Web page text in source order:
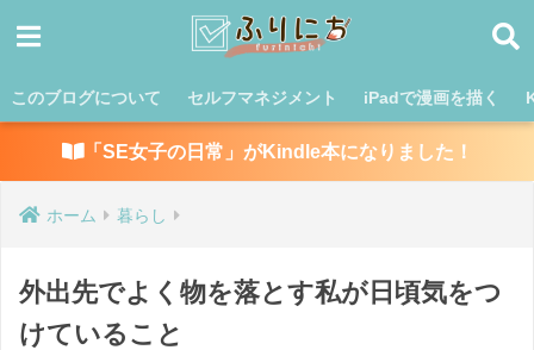
このブログについて セルフマネジメント iPadで漫画を描く
「SE女子の日常」がKindle本になりました！
ホーム 暮らし
外出先でよく物を落とす私が日頃気をつ
けていること